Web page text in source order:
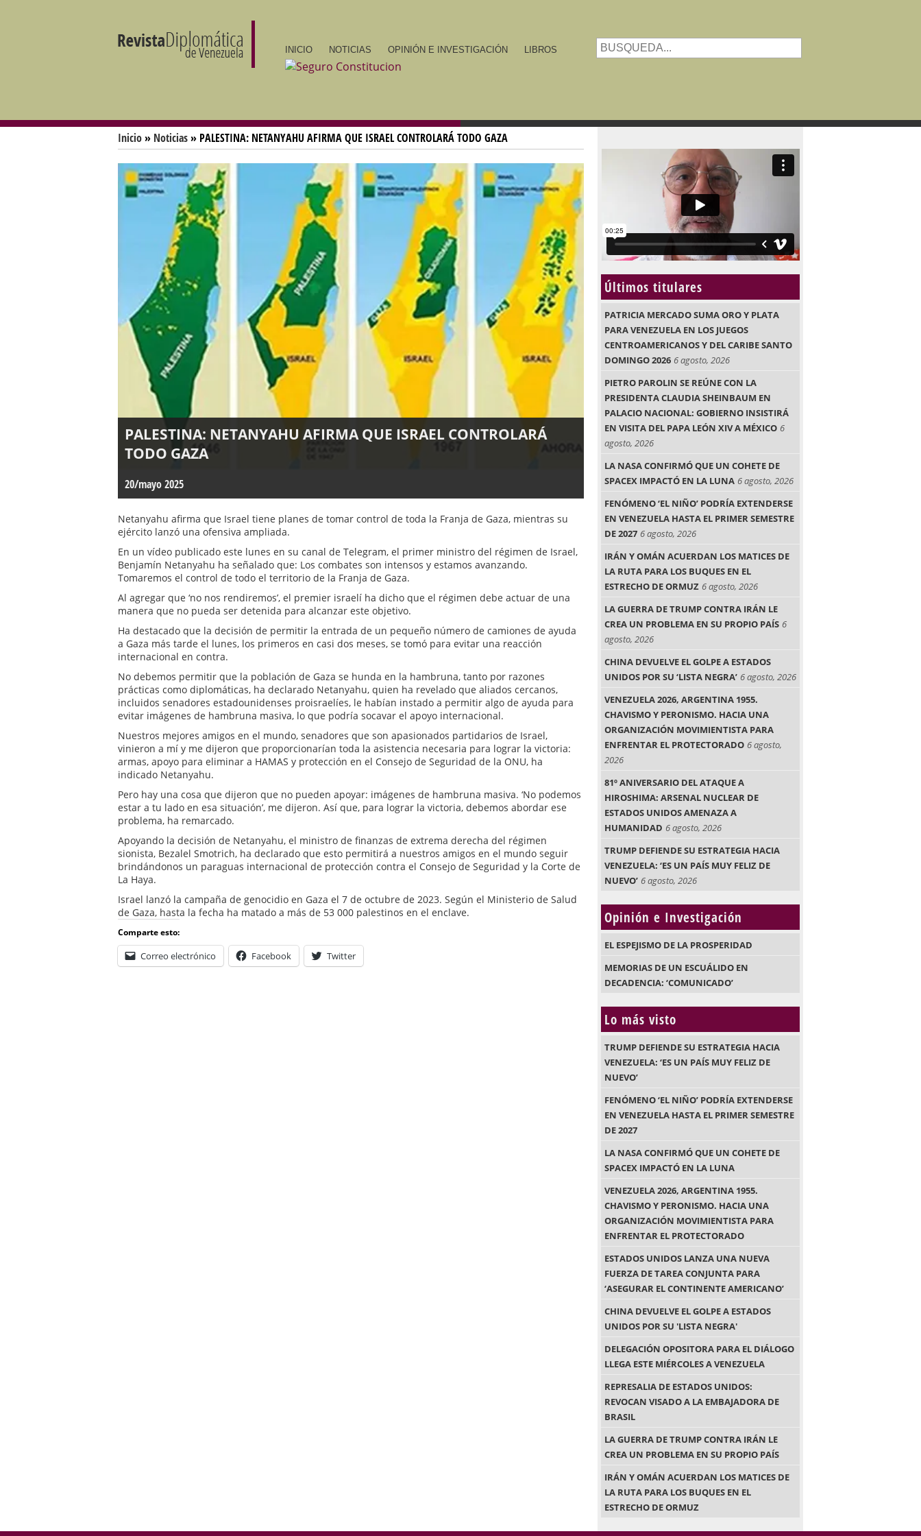
INICIO NOTICIAS OPINIÓN E INVESTIGACIÓN LIBROS
Inicio» Noticias» PALESTINA: NETANYAHU AFIRMA QUE ISRAEL CONTROLARÁ TODO GAZA
PALESTINA: NETANYAHU AFIRMA QUE ISRAEL CONTROLARÁ
TODO GAZA
20/mayo 2025
Netanyahu afirma que Israel tiene planes de tomar control de toda la Franja de Gaza, mientras su
ejército lanzó una ofensiva ampliada.
En un vídeo publicado este lunes en su canal de Telegram, el primer ministro del régimen de Israel,
Benjamín Netanyahu ha señalado que: Los combates son intensos y estamos avanzando.
Tomaremos el control de todo el territorio de la Franja de Gaza.
Al agregar que ‘no nos rendiremos’, el premier israelí ha dicho que el régimen debe actuar de una
manera que no pueda ser detenida para alcanzar este objetivo.
Ha destacado que la decisión de permitir la entrada de un pequeño número de camiones de ayuda
a Gaza más tarde el lunes, los primeros en casi dos meses, se tomó para evitar una reacción
internacional en contra.
No debemos permitir que la población de Gaza se hunda en la hambruna, tanto por razones
prácticas como diplomáticas, ha declarado Netanyahu, quien ha revelado que aliados cercanos,
incluidos senadores estadounidenses proisraelíes, le habían instado a permitir algo de ayuda para
evitar imágenes de hambruna masiva, lo que podría socavar el apoyo internacional.
Nuestros mejores amigos en el mundo, senadores que son apasionados partidarios de Israel,
vinieron a mí y me dijeron que proporcionarían toda la asistencia necesaria para lograr la victoria:
armas, apoyo para eliminar a HAMAS y protección en el Consejo de Seguridad de la ONU, ha
indicado Netanyahu.
Pero hay una cosa que dijeron que no pueden apoyar: imágenes de hambruna masiva. ‘No podemos
estar a tu lado en esa situación’, me dijeron. Así que, para lograr la victoria, debemos abordar ese
problema, ha remarcado.
Apoyando la decisión de Netanyahu, el ministro de finanzas de extrema derecha del régimen
sionista, Bezalel Smotrich, ha declarado que esto permitirá a nuestros amigos en el mundo seguir
brindándonos un paraguas internacional de protección contra el Consejo de Seguridad y la Corte de
La Haya.
Israel lanzó la campaña de genocidio en Gaza el 7 de octubre de 2023. Según el Ministerio de Salud
de Gaza, hasta la fecha ha matado a más de 53 000 palestinos en el enclave.
Comparte esto:
Correo electrónico Facebook Twitter
Últimos titulares
PATRICIA MERCADO SUMA ORO Y PLATA
PARA VENEZUELA EN LOS JUEGOS
CENTROAMERICANOS Y DEL CARIBE SANTO
DOMINGO 2026 6 agosto, 2026
PIETRO PAROLIN SE REÚNE CON LA
PRESIDENTA CLAUDIA SHEINBAUM EN
PALACIO NACIONAL: GOBIERNO INSISTIRÁ
EN VISITA DEL PAPA LEÓN XIV A MÉXICO 6
agosto, 2026
LA NASA CONFIRMÓ QUE UN COHETE DE
SPACEX IMPACTÓ EN LA LUNA 6 agosto, 2026
FENÓMENO ‘EL NIÑO’ PODRÍA EXTENDERSE
EN VENEZUELA HASTA EL PRIMER SEMESTRE
DE 2027 6 agosto, 2026
IRÁN Y OMÁN ACUERDAN LOS MATICES DE
LA RUTA PARA LOS BUQUES EN EL
ESTRECHO DE ORMUZ 6 agosto, 2026
LA GUERRA DE TRUMP CONTRA IRÁN LE
CREA UN PROBLEMA EN SU PROPIO PAÍS 6
agosto, 2026
CHINA DEVUELVE EL GOLPE A ESTADOS
UNIDOS POR SU ‘LISTA NEGRA’ 6 agosto, 2026
VENEZUELA 2026, ARGENTINA 1955.
CHAVISMO Y PERONISMO. HACIA UNA
ORGANIZACIÓN MOVIMIENTISTA PARA
ENFRENTAR EL PROTECTORADO 6 agosto,
2026
81º ANIVERSARIO DEL ATAQUE A
HIROSHIMA: ARSENAL NUCLEAR DE
ESTADOS UNIDOS AMENAZA A
HUMANIDAD 6 agosto, 2026
TRUMP DEFIENDE SU ESTRATEGIA HACIA
VENEZUELA: ‘ES UN PAÍS MUY FELIZ DE
NUEVO’ 6 agosto, 2026
Opinión e Investigación
EL ESPEJISMO DE LA PROSPERIDAD
MEMORIAS DE UN ESCUÁLIDO EN
DECADENCIA: ‘COMUNICADO’
Lo más visto
TRUMP DEFIENDE SU ESTRATEGIA HACIA
VENEZUELA: ‘ES UN PAÍS MUY FELIZ DE
NUEVO’
FENÓMENO ‘EL NIÑO’ PODRÍA EXTENDERSE
EN VENEZUELA HASTA EL PRIMER SEMESTRE
DE 2027
LA NASA CONFIRMÓ QUE UN COHETE DE
SPACEX IMPACTÓ EN LA LUNA
VENEZUELA 2026, ARGENTINA 1955.
CHAVISMO Y PERONISMO. HACIA UNA
ORGANIZACIÓN MOVIMIENTISTA PARA
ENFRENTAR EL PROTECTORADO
ESTADOS UNIDOS LANZA UNA NUEVA
FUERZA DE TAREA CONJUNTA PARA
‘ASEGURAR EL CONTINENTE AMERICANO’
CHINA DEVUELVE EL GOLPE A ESTADOS
UNIDOS POR SU 'LISTA NEGRA'
DELEGACIÓN OPOSITORA PARA EL DIÁLOGO
LLEGA ESTE MIÉRCOLES A VENEZUELA
REPRESALIA DE ESTADOS UNIDOS:
REVOCAN VISADO A LA EMBAJADORA DE
BRASIL
LA GUERRA DE TRUMP CONTRA IRÁN LE
CREA UN PROBLEMA EN SU PROPIO PAÍS
IRÁN Y OMÁN ACUERDAN LOS MATICES DE
LA RUTA PARA LOS BUQUES EN EL
ESTRECHO DE ORMUZ